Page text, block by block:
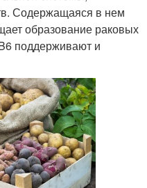
Содержащаяся в нем
образование раковых
поддерживают и